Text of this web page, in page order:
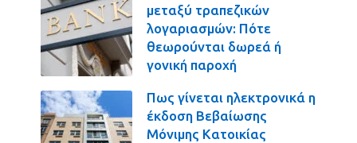
μεταξύ τραπεζικών
λογαριασμών: Πότε
θεωρούνται δωρεά ή
γονική παροχή
Πως γίνεται ηλεκτρονικά η
έκδοση Βεβαίωσης
Μόνιμης Κατοικίας